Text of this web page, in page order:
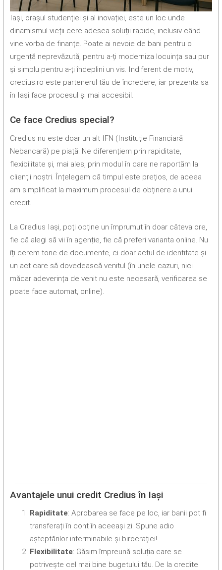
Iași, orașul studenției și al inovației, este un loc unde
dinamismul vieții cere adesea soluții rapide, inclusiv când
vine vorba de finanțe. Poate ai nevoie de bani pentru o
urgență neprevăzută, pentru a-ți moderniza locuința sau pur
și simplu pentru a-ți îndeplini un vis. Indiferent de motiv,
credius.ro este partenerul tău de încredere, iar prezența sa
în Iași face procesul și mai accesibil.
Ce face Credius special?
Credius nu este doar un alt IFN (Instituție Financiară
Nebancară) pe piață. Ne diferențiem prin rapiditate,
flexibilitate și, mai ales, prin modul în care ne raportăm la
clienții noștri. Înțelegem că timpul este prețios, de aceea
am simplificat la maximum procesul de obținere a unui
credit.
La Credius Iași, poți obține un împrumut în doar câteva ore,
fie că alegi să vii în agenție, fie că preferi varianta online. Nu
îți cerem tone de documente, ci doar actul de identitate și
un act care să dovedească venitul (în unele cazuri, nici
măcar adeverința de venit nu este necesară, verificarea se
poate face automat, online).
Avantajele unui credit Credius în Iași
Rapiditate: Aprobarea se face pe loc, iar banii pot fi
transferați în cont în aceeași zi. Spune adio
așteptărilor interminabile și birocrației!
Flexibilitate: Găsim împreună soluția care se
potrivește cel mai bine bugetului tău. De la credite